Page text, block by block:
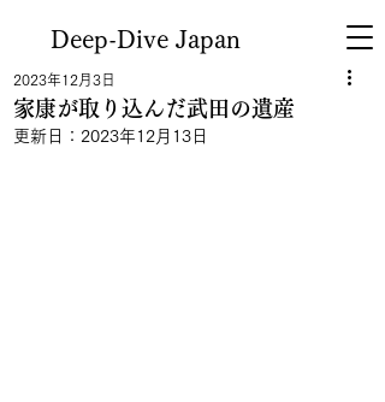
Deep-Dive Japan
家康が取り込んだ武田の遺産
2023年12月3日
更新日： 2023年12月13日